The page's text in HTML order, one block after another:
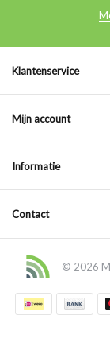
Klantenservice
Mijn account
Informatie
Contact
© 2026